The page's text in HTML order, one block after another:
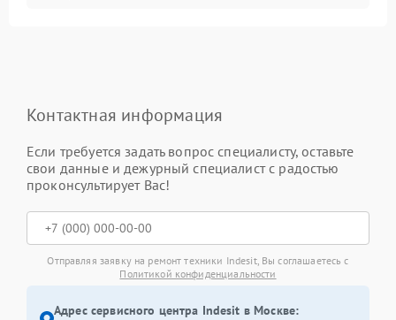
Контактная информация
Если требуется задать вопрос специалисту, оставьте
свои данные и дежурный специалист с радостью
проконсультирует Вас!
Отправляя заявку на ремонт техники Indesit, Вы соглашаетесь с
Политикой конфиденциальности
Адрес сервисного центра Indesit в Москве: